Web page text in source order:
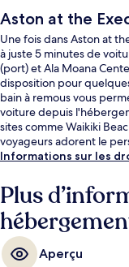
Aston at the
Une fois dans Aston at
à juste 5 minutes de
(port) et Ala Moana
disposition pour
bain à remous vous
voiture depuis
sites comme Waikiki
voyageurs adorent le
spacieuses.
Informations sur les
Plus
Aperçu